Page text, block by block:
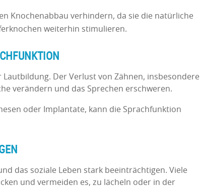
Knochenabbau verhindern, da sie die natürliche
weiterhin stimulieren.
Lautbildung. Der Verlust von Zähnen, insbesondere
verändern und das Sprechen erschweren.
oder Implantate, kann die Sprachfunktion
das soziale Leben stark beeinträchtigen. Viele
und vermeiden es, zu lächeln oder in der